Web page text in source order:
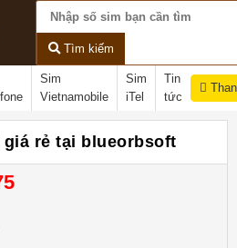
Tìm kiếm
Sim
Vietnamobile
Sim
iTel
Tin
tức
giá rẻ tại blueorbsoft